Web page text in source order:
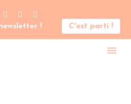
! C'est parti !